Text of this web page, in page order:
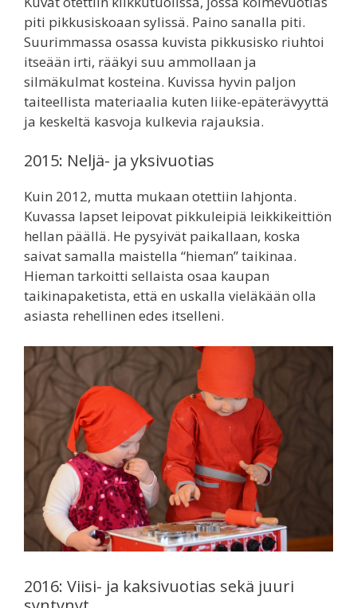
piti pikkusiskoaan sylissä. Paino sanalla piti.
Suurimmassa osassa kuvista pikkusisko riuhtoi
itseään irti, rääkyi suu ammollaan ja
silmäkulmat kosteina. Kuvissa hyvin paljon
taiteellista materiaalia kuten liike-epäterävyyttä
ja keskeltä kasvoja kulkevia rajauksia.
2015: Neljä- ja yksivuotias
Kuin 2012, mutta mukaan otettiin lahjonta.
Kuvassa lapset leipovat pikkuleipiä leikkikeittiön
hellan päällä. He pysyivät paikallaan, koska
saivat samalla maistella “hieman” taikinaa.
Hieman tarkoitti sellaista osaa kaupan
taikinapaketista, että en uskalla vieläkään olla
asiasta rehellinen edes itselleni.
2016: Viisi- ja kaksivuotias sekä juuri